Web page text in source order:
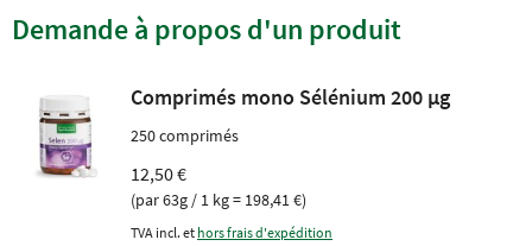
Demande à propos d'un produit
Comprimés mono Sélénium 200 µg
250 comprimés
12,50 €
(par 63g / 1 kg = 198,41 €)
TVA incl. et hors frais d'expédition